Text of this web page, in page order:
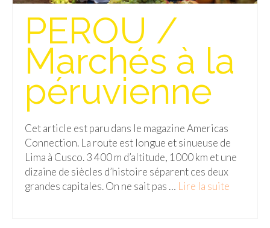
PEROU /
Marchés à la
péruvienne
Cet article est paru dans le magazine Americas
Connection. La route est longue et sinueuse de
Lima à Cusco. 3 400 m d’altitude, 1000 km et une
dizaine de siècles d’histoire séparent ces deux
grandes capitales. On ne sait pas … Lire la suite­­